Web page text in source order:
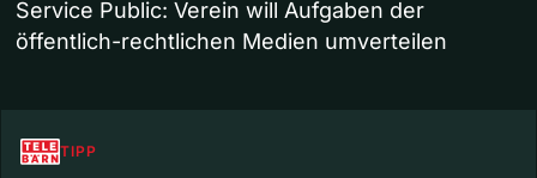
Service Public: Verein will Aufgaben der
öffentlich-rechtlichen Medien umverteilen
TIPP